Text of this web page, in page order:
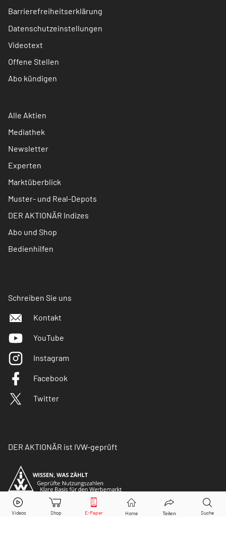
Barrierefreiheitserklärung
Datenschutzeinstellungen
Videotext
Offene Stellen
Abo kündigen
Alle Aktien
Mediathek
Newsletter
Experten
Marktüberblick
Muster- und Real-Depots
DER AKTIONÄR Indizes
Abo und Shop
Bedienhilfen
Schreiben Sie uns
Kontakt
YouTube
Instagram
Facebook
Twitter
DER AKTIONÄR ist IVW-geprüft